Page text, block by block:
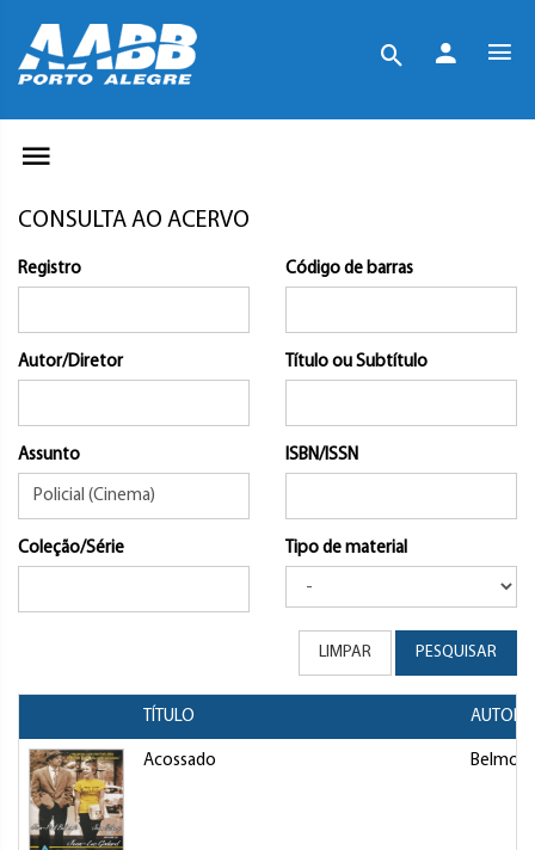
CONSULTA AO ACERVO
Registro Código de barras
Autor/Diretor Título ou Subtítulo
Assunto ISBN/ISSN
Coleção/Série Tipo de material
LIMPAR PESQUISAR
TÍTULO AUTOR/
Acossado